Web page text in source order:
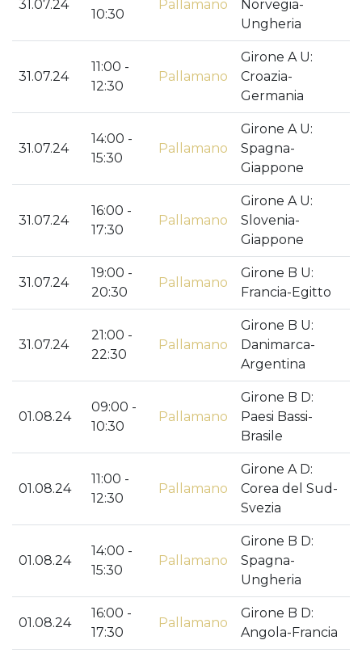
31.07.24
10:30
Pallamano
Norvegia-
Ungheria
31.07.24
11:00 -
12:30
Pallamano
Girone A U:
Croazia-
Germania
31.07.24
14:00 -
15:30
Pallamano
Girone A U:
Spagna-
Giappone
31.07.24
16:00 -
17:30
Pallamano
Girone A U:
Slovenia-
Giappone
31.07.24
19:00 -
20:30
Pallamano
Girone B U:
Francia-Egitto
31.07.24
21:00 -
22:30
Pallamano
Girone B U:
Danimarca-
Argentina
01.08.24
09:00 -
10:30
Pallamano
Girone B D:
Paesi Bassi-
Brasile
01.08.24
11:00 -
12:30
Pallamano
Girone A D:
Corea del Sud-
Svezia
01.08.24
14:00 -
15:30
Pallamano
Girone B D:
Spagna-
Ungheria
01.08.24
16:00 -
17:30
Pallamano
Girone B D:
Angola-Francia